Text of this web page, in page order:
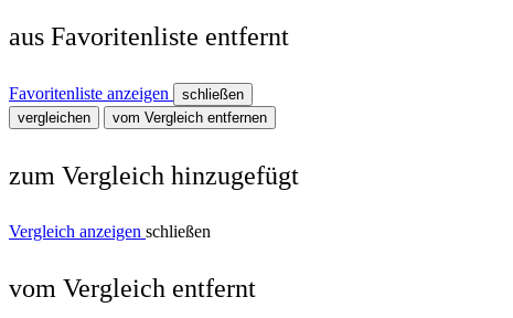
aus Favoritenliste entfernt
Favoritenliste anzeigen
schließen
vergleichen
vom Vergleich entfernen
zum Vergleich hinzugefügt
Vergleich anzeigen schließen
vom Vergleich entfernt